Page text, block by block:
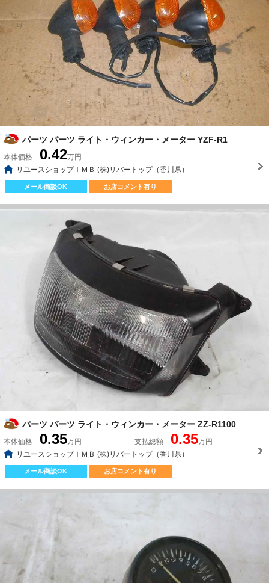
パーツ パーツ ライト・ウィンカー・メーター YZF-R1
本体価格 0.42万円
リユースショップＩＭＢ (株)リバートップ（香川県）
メール商談OK お店コメント有り
パーツ パーツ ライト・ウィンカー・メーター ZZ-R1100
本体価格 0.35万円 支払総額 0.35万円
リユースショップＩＭＢ (株)リバートップ（香川県）
メール商談OK お店コメント有り